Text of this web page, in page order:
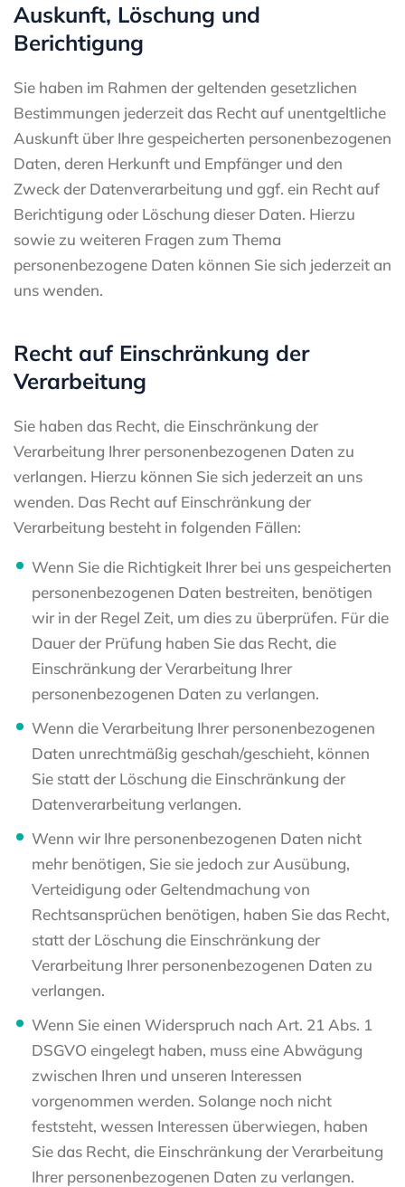
Auskunft, Löschung und
Berichtigung
Sie haben im Rahmen der geltenden gesetzlichen
Bestimmungen jederzeit das Recht auf unentgeltliche
Auskunft über Ihre gespeicherten personenbezogenen
Daten, deren Herkunft und Empfänger und den
Zweck der Datenverarbeitung und ggf. ein Recht auf
Berichtigung oder Löschung dieser Daten. Hierzu
sowie zu weiteren Fragen zum Thema
personenbezogene Daten können Sie sich jederzeit an
uns wenden.
Recht auf Einschränkung der
Verarbeitung
Sie haben das Recht, die Einschränkung der
Verarbeitung Ihrer personenbezogenen Daten zu
verlangen. Hierzu können Sie sich jederzeit an uns
wenden. Das Recht auf Einschränkung der
Verarbeitung besteht in folgenden Fällen:
Wenn Sie die Richtigkeit Ihrer bei uns gespeicherten
personenbezogenen Daten bestreiten, benötigen
wir in der Regel Zeit, um dies zu überprüfen. Für die
Dauer der Prüfung haben Sie das Recht, die
Einschränkung der Verarbeitung Ihrer
personenbezogenen Daten zu verlangen.
Wenn die Verarbeitung Ihrer personenbezogenen
Daten unrechtmäßig geschah/geschieht, können
Sie statt der Löschung die Einschränkung der
Datenverarbeitung verlangen.
Wenn wir Ihre personenbezogenen Daten nicht
mehr benötigen, Sie sie jedoch zur Ausübung,
Verteidigung oder Geltendmachung von
Rechtsansprüchen benötigen, haben Sie das Recht,
statt der Löschung die Einschränkung der
Verarbeitung Ihrer personenbezogenen Daten zu
verlangen.
Wenn Sie einen Widerspruch nach Art. 21 Abs. 1
DSGVO eingelegt haben, muss eine Abwägung
zwischen Ihren und unseren Interessen
vorgenommen werden. Solange noch nicht
feststeht, wessen Interessen überwiegen, haben
Sie das Recht, die Einschränkung der Verarbeitung
Ihrer personenbezogenen Daten zu verlangen.